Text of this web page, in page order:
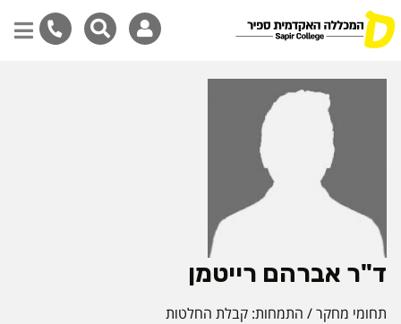
ד"ר אברהם רייטמן
תחומי מחקר / התמחות: קבלת החלטות